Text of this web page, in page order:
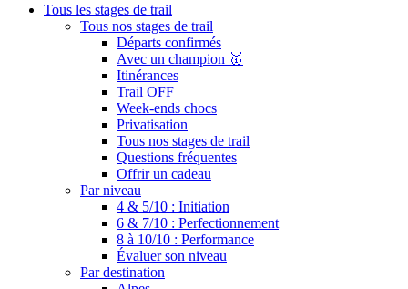
Tous les stages de trail
Tous nos stages de trail
Départs confirmés
Avec un champion 🥇
Itinérances
Trail OFF
Week-ends chocs
Privatisation
Tous nos stages de trail
Questions fréquentes
Offrir un cadeau
Par niveau
4 & 5/10 : Initiation
6 & 7/10 : Perfectionnement
8 à 10/10 : Performance
Évaluer son niveau
Par destination